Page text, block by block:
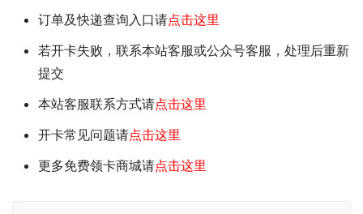
订单及快递查询入口请点击这里
若开卡失败，联系本站客服或公众号客服，处理后重新
提交
本站客服联系方式请点击这里
开卡常见问题请点击这里
更多免费领卡商城请点击这里